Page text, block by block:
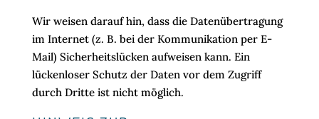
Wir weisen darauf hin, dass die Datenübertragung
im Internet (z. B. bei der Kommunikation per E-
Mail) Sicherheitslücken aufweisen kann. Ein
lückenloser Schutz der Daten vor dem Zugriff
durch Dritte ist nicht möglich.